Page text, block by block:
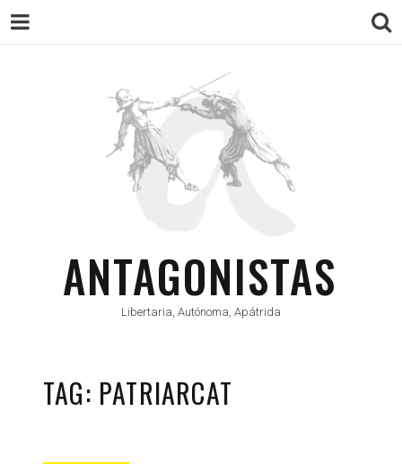
ANTAGONISTAS
Libertaria, Autónoma, Apátrida
TAG: PATRIARCAT